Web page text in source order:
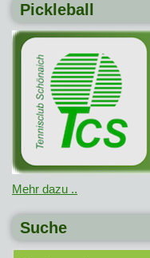
Pickleball
Mehr dazu ..
Suche